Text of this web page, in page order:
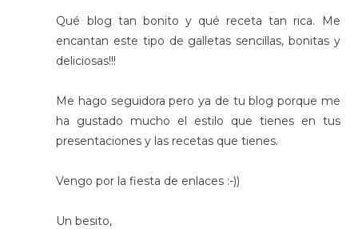
Qué blog tan bonito y qué receta tan rica. Me
encantan este tipo de galletas sencillas, bonitas y
deliciosas!!!
Me hago seguidora pero ya de tu blog porque me
ha gustado mucho el estilo que tienes en tus
presentaciones y las recetas que tienes.
Vengo por la fiesta de enlaces :-))
Un besito,